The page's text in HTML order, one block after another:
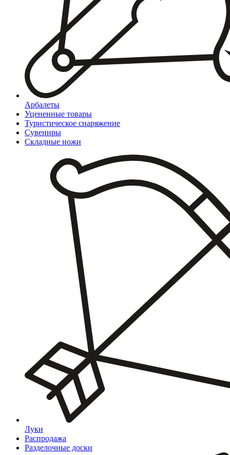
Арбалеты
Уцененные товары
Туристическое снаряжение
Сувениры
Складные ножи
Луки
Распродажа
Разделочные доски